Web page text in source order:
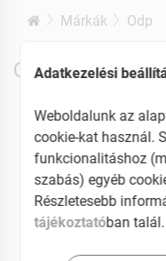
Márkák Odp
Odp termékek
Adatkezelési
Weboldalunk az
cookie-kat használ.
funkcionalitáshoz
szabás) egyéb
Részletesebb
tájékoztatóban talál.